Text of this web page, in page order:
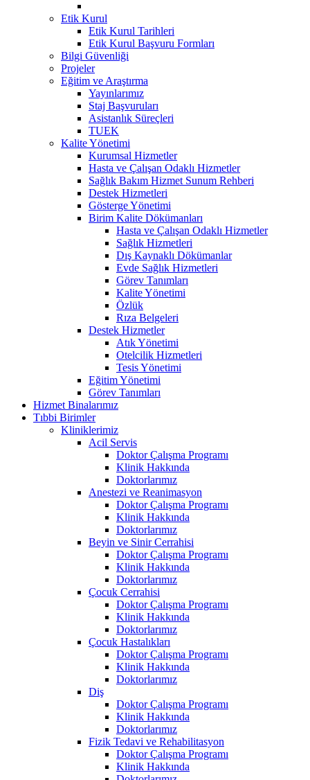
Etik Kurul
Etik Kurul Tarihleri
Etik Kurul Başvuru Formları
Bilgi Güvenliği
Projeler
Eğitim ve Araştırma
Yayınlarımız
Staj Başvuruları
Asistanlık Süreçleri
TUEK
Kalite Yönetimi
Kurumsal Hizmetler
Hasta ve Çalışan Odaklı Hizmetler
Sağlık Bakım Hizmet Sunum Rehberi
Destek Hizmetleri
Gösterge Yönetimi
Birim Kalite Dökümanları
Hasta ve Çalışan Odaklı Hizmetler
Sağlık Hizmetleri
Dış Kaynaklı Dökümanlar
Evde Sağlık Hizmetleri
Görev Tanımları
Kalite Yönetimi
Özlük
Rıza Belgeleri
Destek Hizmetler
Atık Yönetimi
Otelcilik Hizmetleri
Tesis Yönetimi
Eğitim Yönetimi
Görev Tanımları
Hizmet Binalarımız
Tıbbi Birimler
Kliniklerimiz
Acil Servis
Doktor Çalışma Programı
Klinik Hakkında
Doktorlarımız
Anestezi ve Reanimasyon
Doktor Çalışma Programı
Klinik Hakkında
Doktorlarımız
Beyin ve Sinir Cerrahisi
Doktor Çalışma Programı
Klinik Hakkında
Doktorlarımız
Çocuk Cerrahisi
Doktor Çalışma Programı
Klinik Hakkında
Doktorlarımız
Çocuk Hastalıkları
Doktor Çalışma Programı
Klinik Hakkında
Doktorlarımız
Diş
Doktor Çalışma Programı
Klinik Hakkında
Doktorlarımız
Fizik Tedavi ve Rehabilitasyon
Doktor Çalışma Programı
Klinik Hakkında